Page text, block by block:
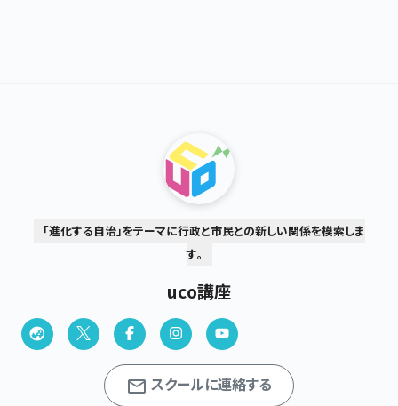
「進化する自治」をテーマに行政と市民との新しい関係を模索しま
す。
uco講座
スクールに連絡する